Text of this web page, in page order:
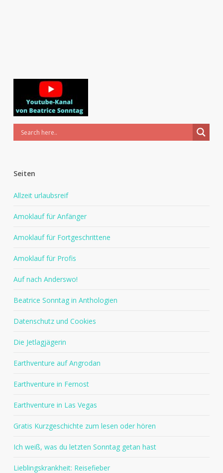
Seiten
Allzeit urlaubsreif
Amoklauf für Anfänger
Amoklauf für Fortgeschrittene
Amoklauf für Profis
Auf nach Anderswo!
Beatrice Sonntag in Anthologien
Datenschutz und Cookies
Die Jetlagjägerin
Earthventure auf Angrodan
Earthventure in Fernost
Earthventure in Las Vegas
Gratis Kurzgeschichte zum lesen oder hören
Ich weiß, was du letzten Sonntag getan hast
Lieblingskrankheit: Reisefieber